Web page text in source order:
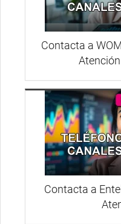
Contacta a
Contacta a